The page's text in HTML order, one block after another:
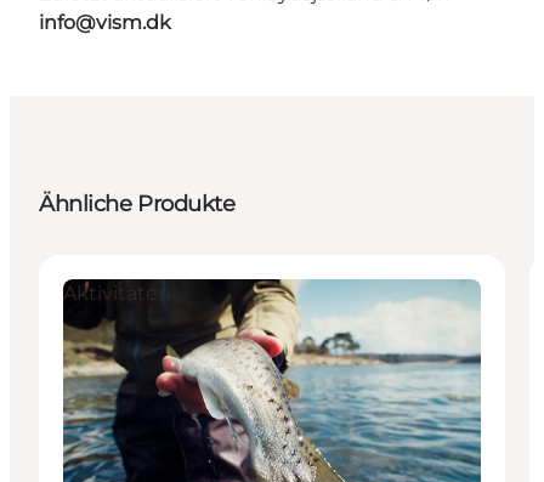
info@vism.dk
Ähnliche Produkte
Aktivitäten